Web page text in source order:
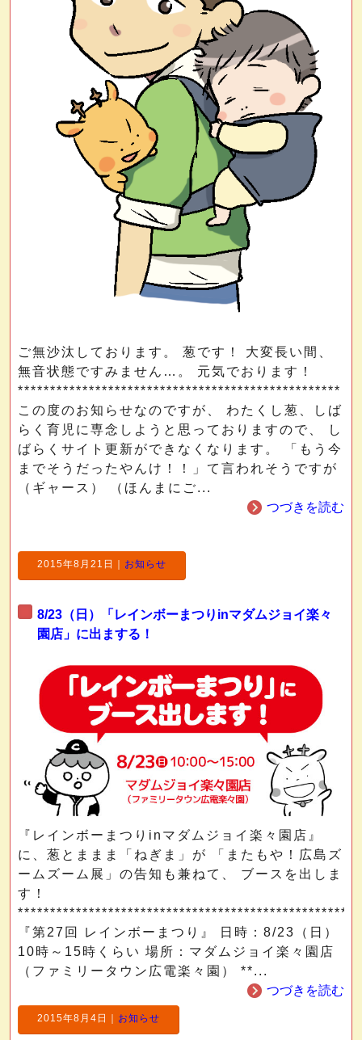
ご無沙汰しております。 葱です！ 大変長い間、
無音状態ですみません…。 元気でおります！
**************************************************
この度のお知らせなのですが、 わたくし葱、しば
らく育児に専念しようと思っておりますので、 し
ばらくサイト更新ができなくなります。 「もう今
までそうだったやんけ！！」て言われそうですが
（ギャース） （ほんまにご...
つづきを読む
2015年8月21日 ｜ お知らせ
8/23（日）「レインボーまつりinマダムジョイ楽々
園店」に出まする！
『レインボーまつりinマダムジョイ楽々園店』
に、葱とままま「ねぎま」が 「またもや！広島ズ
ームズーム展」の告知も兼ねて、 ブースを出しま
す！
『第27回 レインボーまつり』 日時：8/23（日）
10時～15時くらい 場所：マダムジョイ楽々園店
（ファミリータウン広電楽々園） **...
つづきを読む
2015年8月4日 ｜ お知らせ